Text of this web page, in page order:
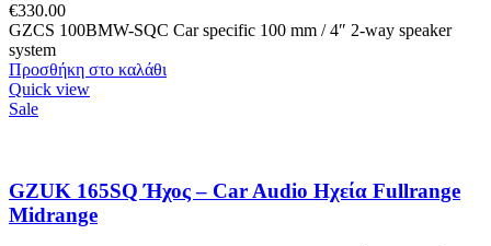
€330.00
GZCS 100BMW-SQC Car specific 100 mm / 4″ 2-way speaker
system
Προσθήκη στο καλάθι
Quick view
Sale
GZUK 165SQ Ήχος – Car Audio Ηχεία Fullrange
Midrange